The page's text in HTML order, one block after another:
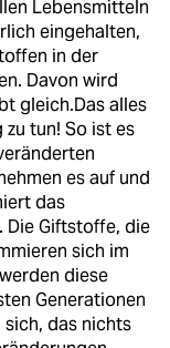
Lebensmitteln
eingehalten,
in der
Davon wird
gleich.Das alles
tun! So ist es
es auf und
das
Die Giftstoffe, die
sich im
diese
Generationen
das nichts